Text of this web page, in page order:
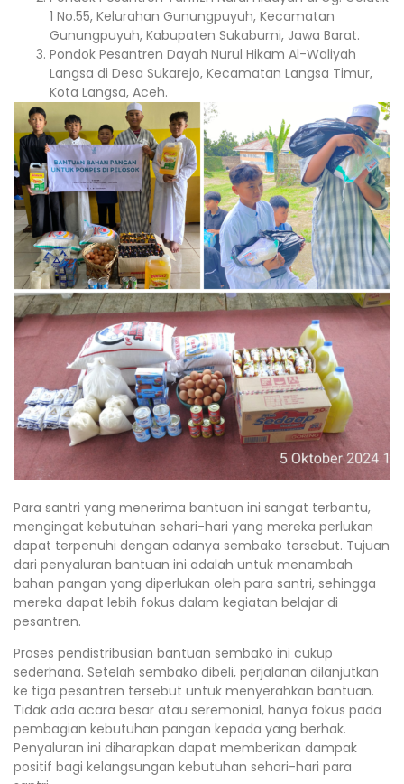
1 No.55, Kelurahan Gunungpuyuh, Kecamatan
Gunungpuyuh, Kabupaten Sukabumi, Jawa Barat.
Pondok Pesantren Dayah Nurul Hikam Al-Waliyah
Langsa di Desa Sukarejo, Kecamatan Langsa Timur,
Kota Langsa, Aceh.
Para santri yang menerima bantuan ini sangat terbantu,
mengingat kebutuhan sehari-hari yang mereka perlukan
dapat terpenuhi dengan adanya sembako tersebut. Tujuan
dari penyaluran bantuan ini adalah untuk menambah
bahan pangan yang diperlukan oleh para santri, sehingga
mereka dapat lebih fokus dalam kegiatan belajar di
pesantren.
Proses pendistribusian bantuan sembako ini cukup
sederhana. Setelah sembako dibeli, perjalanan dilanjutkan
ke tiga pesantren tersebut untuk menyerahkan bantuan.
Tidak ada acara besar atau seremonial, hanya fokus pada
pembagian kebutuhan pangan kepada yang berhak.
Penyaluran ini diharapkan dapat memberikan dampak
positif bagi kelangsungan kebutuhan sehari-hari para